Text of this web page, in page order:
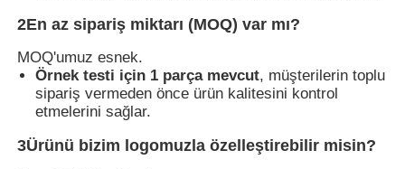
2En az sipariş miktarı (MOQ) var mı?
MOQ'umuz esnek.
Örnek testi için 1 parça mevcut, müşterilerin toplu
sipariş vermeden önce ürün kalitesini kontrol
etmelerini sağlar.
3Ürünü bizim logomuzla özelleştirebilir misin?